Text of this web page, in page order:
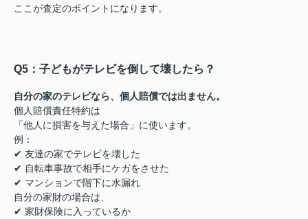
ここが査定のポイントになります。
Q5：子どもがテレビを倒して壊したら？
自分の家のテレビなら、個人賠償では出ません。
個人賠償責任特約は
「他人に損害を与えた場合」に使います。
例：
✔ 友達の家でテレビを壊した
✔ 自転車事故で相手にケガをさせた
✔ マンションで階下に水漏れ
自分の家財の場合は、
✔ 家財保険に入っているか